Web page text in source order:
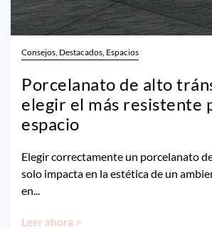
Consejos, Destacados, Espacios
Porcelanato de alto
elegir el más resistente
espacio
Elegir correctamente un porcelanato
solo impacta en la estética de un
en...
Leer ahora >